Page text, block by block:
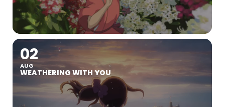
02
AUG
WEATHERING WITH YOU